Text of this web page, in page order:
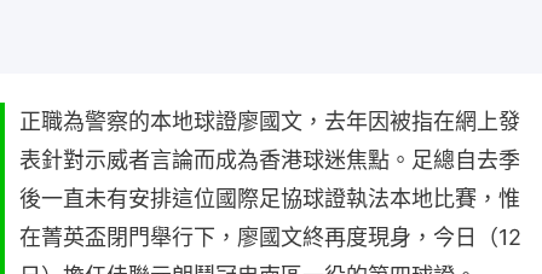
正職為警察的本地球證廖國文，去年因被指在網上發
表針對示威者言論而成為香港球迷焦點。足總自去季
後一直未有安排這位國際足協球證執法本地比賽，惟
在菁英盃閉門舉行下，廖國文終再度現身，今日（12